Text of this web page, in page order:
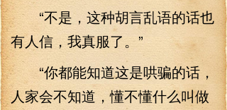
“不是，这种胡言乱语的话也
有人信，我真服了。”
“你都能知道这是哄骗的话，
人家会不知道，懂不懂什么叫做